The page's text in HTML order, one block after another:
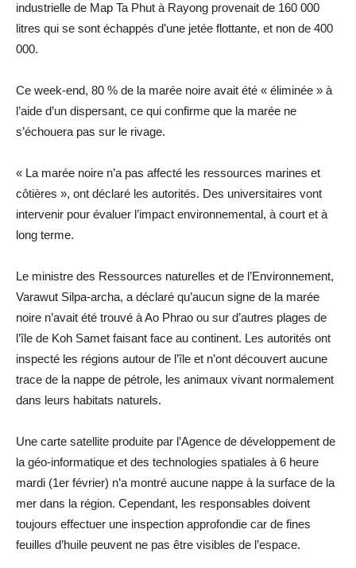
industrielle de Map Ta Phut à Rayong provenait de 160 000
litres qui se sont échappés d’une jetée flottante, et non de 400
000.
Ce week-end, 80 % de la marée noire avait été « éliminée » à
l’aide d’un dispersant, ce qui confirme que la marée ne
s’échouera pas sur le rivage.
« La marée noire n’a pas affecté les ressources marines et
côtières », ont déclaré les autorités. Des universitaires vont
intervenir pour évaluer l’impact environnemental, à court et à
long terme.
Le ministre des Ressources naturelles et de l’Environnement,
Varawut Silpa-archa, a déclaré qu’aucun signe de la marée
noire n’avait été trouvé à Ao Phrao ou sur d’autres plages de
l’île de Koh Samet faisant face au continent. Les autorités ont
inspecté les régions autour de l’île et n’ont découvert aucune
trace de la nappe de pétrole, les animaux vivant normalement
dans leurs habitats naturels.
Une carte satellite produite par l’Agence de développement de
la géo-informatique et des technologies spatiales à 6 heure
mardi (1er février) n’a montré aucune nappe à la surface de la
mer dans la région. Cependant, les responsables doivent
toujours effectuer une inspection approfondie car de fines
feuilles d’huile peuvent ne pas être visibles de l’espace.